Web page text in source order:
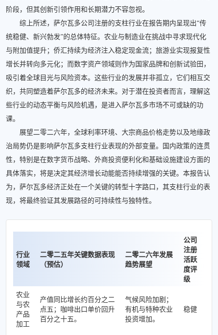
阶段，但其创新引领作用和长期潜力不容忽视。
综上所述，萨尔瓦多公司注册的支柱行业在报告期内呈现出“传
统稳健、新兴勃发”的总体特征。农业与制造业在挑战中寻求现代化
与附加值提升；侨汇持续为经济注入稳定现金流；旅游业实现报复性
增长并转向多元化；而数字资产领域则作为国家品牌和创新试验田，
吸引着全球目光与风险资本。这些行业的发展并非孤立，它们相互交
织，共同塑造着萨尔瓦多的经济未来。对于潜在投资者而言，理解这
些行业的动态平衡与风险机遇，是进入萨尔瓦多市场不可或缺的功
课。
展望二零二六年，全球利率环境、大宗商品价格走势以及地缘政
治局势仍是影响萨尔瓦多支柱行业表现的外部变量。国内政策的连贯
性，特别是在数字货币战略、外商投资便利化和基础设施建设方面的
具体落实，将是决定其经济增长动能能否持续增强的关键。本报告认
为，萨尔瓦多经济正处在一个关键的转型十字路口，其支柱行业的表
现，将最终验证其发展路径的可持续性与独特性。
行业
领域
二零二五年关键数据表现
（预估）
二零二六年发展
趋势展望
公司
注册
活跃
度评
级
农业
与农
产品
加工
产值同比增长约百分之二
点五；咖啡出口单价回升
百分之十五。
气候风险加剧；
有机与特种农业
投资增加。
稳健